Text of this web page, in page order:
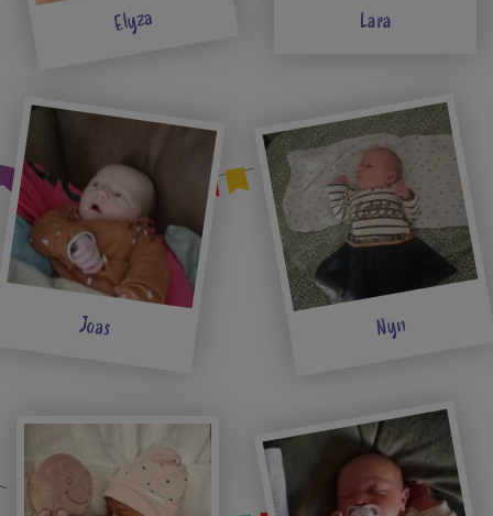
Elyza Lara
Joas Nyn